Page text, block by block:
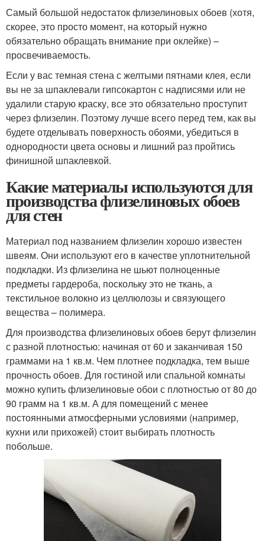
Самый большой недостаток флизелиновых обоев (хотя,
скорее, это просто момент, на который нужно
обязательно обращать внимание при оклейке) –
просвечиваемость.
Если у вас темная стена с желтыми пятнами клея, если
вы не за шпаклевали гипсокартон с надписями или не
удалили старую краску, все это обязательно проступит
через флизелин. Поэтому лучше всего перед тем, как вы
будете отделывать поверхность обоями, убедиться в
однородности цвета основы и лишний раз пройтись
финишной шпаклевкой.
Какие материалы используются для
производства флизелиновых обоев
для стен
Материал под названием флизелин хорошо известен
швеям. Они используют его в качестве уплотнительной
подкладки. Из флизелина не шьют полноценные
предметы гардероба, поскольку это не ткань, а
текстильное волокно из целлюлозы и связующего
вещества – полимера.
Для производства флизелиновых обоев берут флизелин
с разной плотностью: начиная от 60 и заканчивая 150
граммами на 1 кв.м. Чем плотнее подкладка, тем выше
прочность обоев. Для гостиной или спальной комнаты
можно купить флизелиновые обои с плотностью от 80 до
90 грамм на 1 кв.м. А для помещений с менее
постоянными атмосферными условиями (например,
кухни или прихожей) стоит выбирать плотность
побольше.